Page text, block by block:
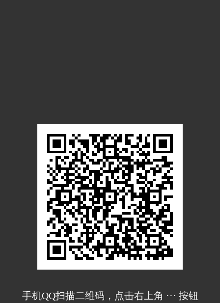
手机QQ扫描二维码，点击右上角 ··· 按钮